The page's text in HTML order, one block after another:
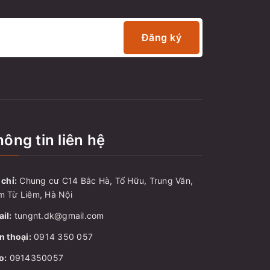
Đăng ký
tin liên hệ
Chung cư C14 Bắc Hà, Tố Hữu, Trung Văn,
Từ Liêm, Hà Nội
tungnt.dk@gmail.com
thoại: 0914 350 057
0914350057